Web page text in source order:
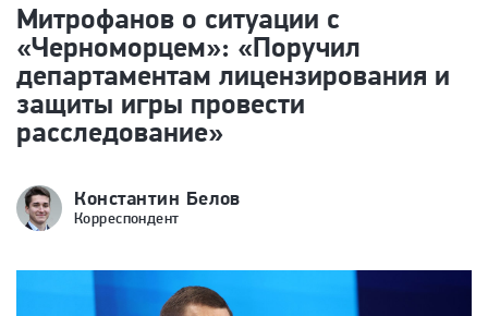
Митрофанов о ситуации с
«Черноморцем»: «Поручил
департаментам лицензирования и
защиты игры провести
расследование»
Константин Белов
Корреспондент